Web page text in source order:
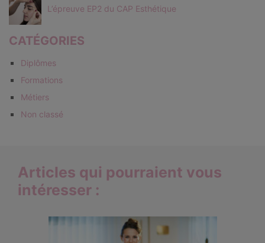
L’épreuve EP2 du CAP Esthétique
CATÉGORIES
Diplômes
Formations
Métiers
Non classé
Articles qui pourraient vous
intéresser :